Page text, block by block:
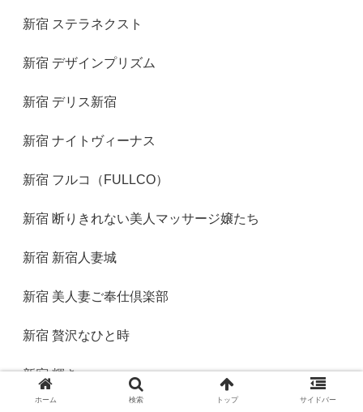
新宿 ステラネクスト
新宿 デザインプリズム
新宿 デリス新宿
新宿 ナイトヴィーナス
新宿 フルコ（FULLCO）
新宿 断りきれない美人マッサージ嬢たち
新宿 新宿人妻城
新宿 美人妻ご奉仕倶楽部
新宿 贅沢なひと時
新宿 輝き
ホーム 検索 トップ サイドバー